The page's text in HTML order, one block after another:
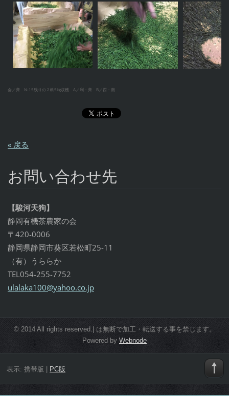
会／斉 N-15残りの２畝5kg収穫 A／利・斉 B／西・南
« 戻る
お問い合わせ先
【駿河天狗】
静岡有機茶農家の会
〒420-0006
静岡県静岡市葵区若松町25-11
（有）うららか
TEL054-255-7752
ulalaka100@yahoo.co.jp
© 2014 All rights reserved.| は無断で加工・転送する事を禁じます。
Powered by Webnode
表示: 携帯版 PC版